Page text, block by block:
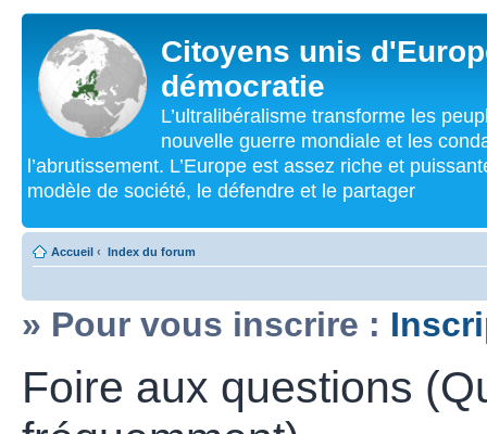
Citoyens unis
démocratie
L’ultralibéralisme transforme les
nouvelle guerre mondiale et les
l’abrutissement. L’Europe est assez riche et
modèle de société, le défendre et le partager
Accueil ‹ Index du forum
» Pour vous inscrire :
Foire aux questions